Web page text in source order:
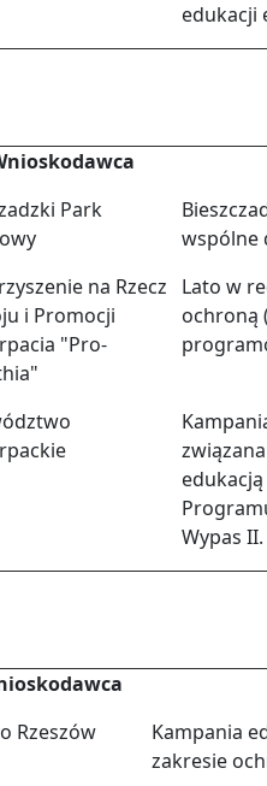
edukacji
Park
wspólne
na Rzecz
i Promocji
"Pro-
Lato w
ochroną
Wypas II.
Rzeszów
Kampania
zakresie